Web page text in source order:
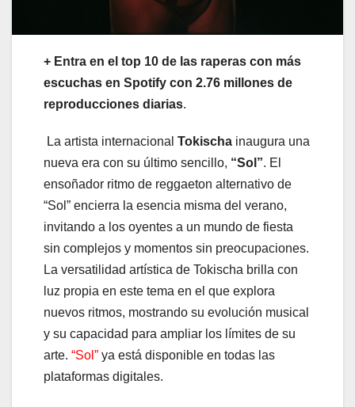
+ Entra en el top 10 de las raperas con más
escuchas en Spotify con 2.76 millones de
reproducciones diarias.
La artista internacional Tokischa inaugura una
nueva era con su último sencillo, “Sol”. El
ensoñador ritmo de reggaeton alternativo de
“Sol” encierra la esencia misma del verano,
invitando a los oyentes a un mundo de fiesta
sin complejos y momentos sin preocupaciones.
La versatilidad artística de Tokischa brilla con
luz propia en este tema en el que explora
nuevos ritmos, mostrando su evolución musical
y su capacidad para ampliar los límites de su
arte. “Sol” ya está disponible en todas las
plataformas digitales.